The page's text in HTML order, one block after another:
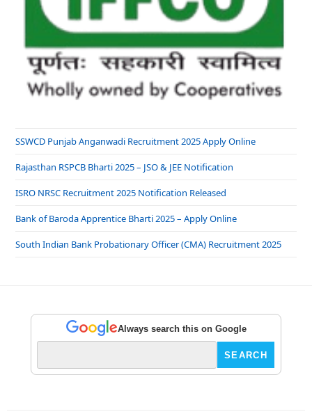
SSWCD Punjab Anganwadi Recruitment 2025 Apply Online
Rajasthan RSPCB Bharti 2025 – JSO & JEE Notification
ISRO NRSC Recruitment 2025 Notification Released
Bank of Baroda Apprentice Bharti 2025 – Apply Online
South Indian Bank Probationary Officer (CMA) Recruitment 2025
Always search this on Google